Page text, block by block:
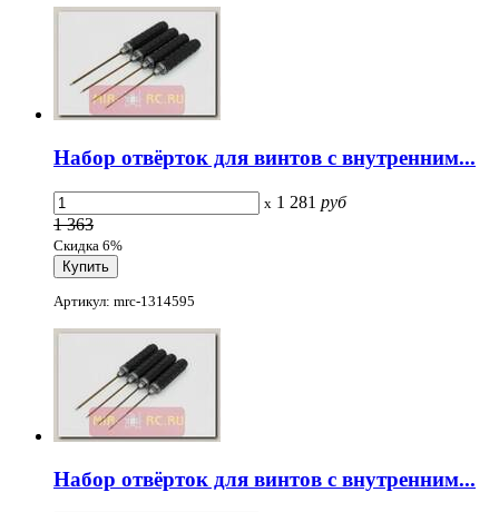
Набор отвёрток для винтов с внутренним...
x 1 281 руб
1 363
Скидка 6%
Артикул: mrc-1314595
Набор отвёрток для винтов с внутренним...